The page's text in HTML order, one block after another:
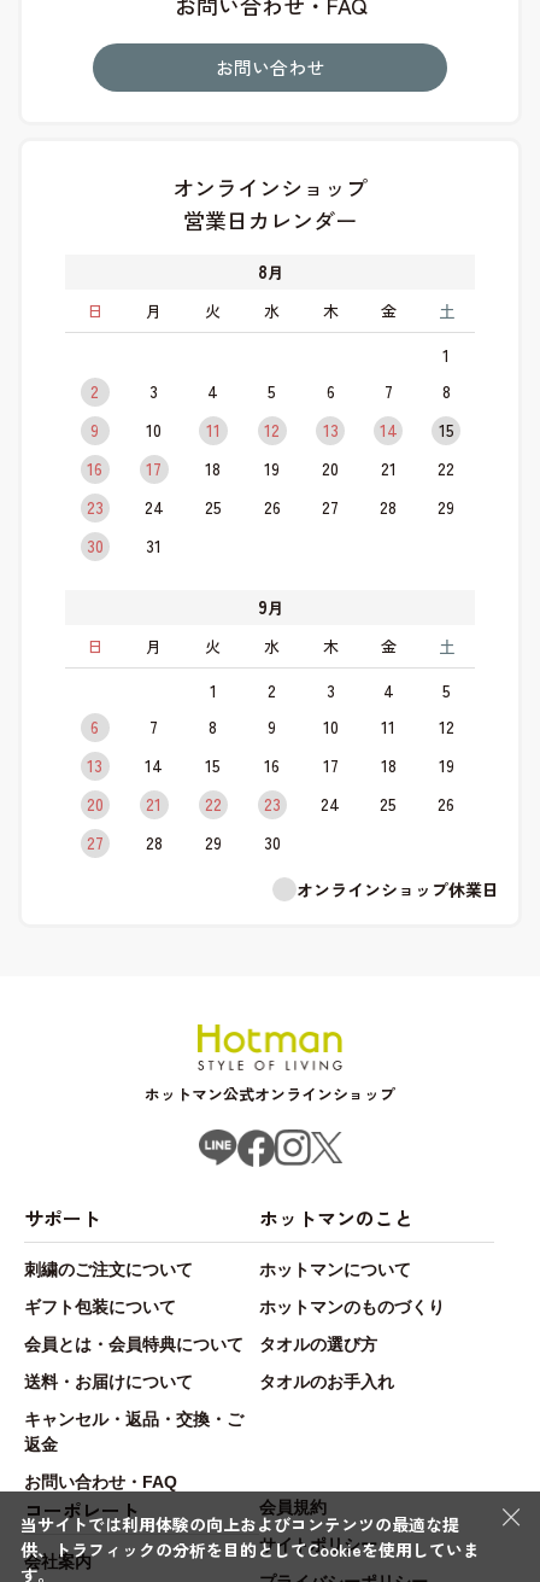
お問い合わせ
オンラインショップ
営業日カレンダー
8月
日
月 火 水 木 金 土
1
2
3 4 5 6 7
8
9
10 11 12 13 14
15
16
17 18 19 20 21
22
23
24 25 26 27 28
29
30
31
9月
日
月 火 水 木 金 土
1 2 3 4
5
6
7 8 9 10 11
12
13
14 15 16 17 18
19
20
21 22 23 24 25
26
27
28 29
30
オンラインショップ休業日
ホットマン公式オンラインショップ
サポート
刺繍のご注文について
ギフト包装について
会員とは・会員特典について
送料・お届けについて
キャンセル・返品・交換・ご
返金
お問い合わせ・FAQ
ホットマンのこと
ホットマンについて
ホットマンのものづくり
タオルの選び方
タオルのお手入れ
コーポレート
会社案内
会員規約
サイトポリシー
×
当サイトでは利用体験の向上およびコンテンツの最適な提
供、トラフィックの分析を目的としてCookieを使用していま
す。